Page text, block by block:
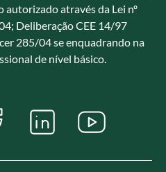
através da Lei nº
Deliberação CEE 14/97
285/04 se enquadrando na
de nível básico.